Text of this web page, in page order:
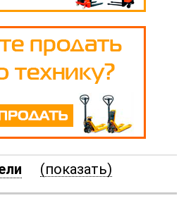
(показать)